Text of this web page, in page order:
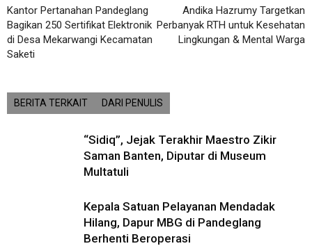
Kantor Pertanahan Pandeglang
Bagikan 250 Sertifikat Elektronik
di Desa Mekarwangi Kecamatan
Saketi
Andika Hazrumy Targetkan
Perbanyak RTH untuk Kesehatan
Lingkungan & Mental Warga
BERITA TERKAIT DARI PENULIS
“Sidiq”, Jejak Terakhir Maestro Zikir
Saman Banten, Diputar di Museum
Multatuli
Kepala Satuan Pelayanan Mendadak
Hilang, Dapur MBG di Pandeglang
Berhenti Beroperasi